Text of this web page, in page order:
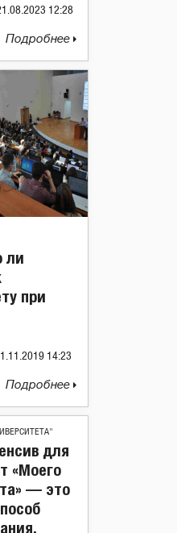
12:28
Подробнее
ли
при
14:23
Подробнее
для
«Моего
— это